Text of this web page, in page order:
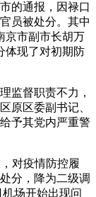
的通报，因禄口
员被处分。其中
京市副市长胡万
体现了对初期防
监督职责不力，
原区委副书记、
予其党内严重警
对疫情防控履
分，降为二级调
场开始出现问